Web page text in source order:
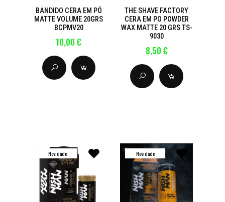
BANDIDO CERA EM PÓ
MATTE VOLUME 20GRS
BCPMV20
10,00 €
THE SHAVE FACTORY
CERA EM PO POWDER
WAX MATTE 20 GRS TS-
9030
8,50 €
Novidade Novidade